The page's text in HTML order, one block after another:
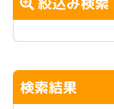
検索結果